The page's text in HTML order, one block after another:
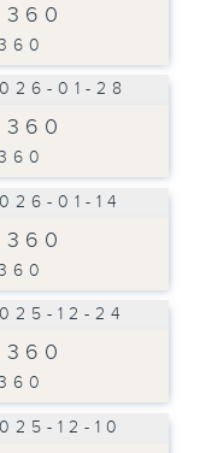
360
01-28
360
01-14
360
12-24
360
12-10